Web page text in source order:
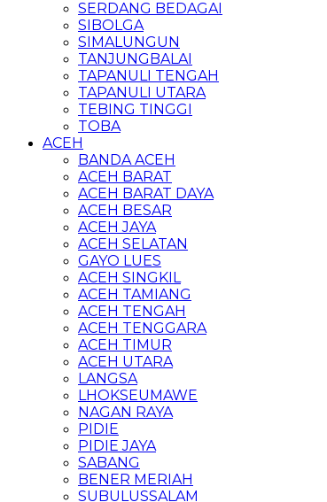
SERDANG BEDAGAI
SIBOLGA
SIMALUNGUN
TANJUNGBALAI
TAPANULI TENGAH
TAPANULI UTARA
TEBING TINGGI
TOBA
ACEH
BANDA ACEH
ACEH BARAT
ACEH BARAT DAYA
ACEH BESAR
ACEH JAYA
ACEH SELATAN
GAYO LUES
ACEH SINGKIL
ACEH TAMIANG
ACEH TENGAH
ACEH TENGGARA
ACEH TIMUR
ACEH UTARA
LANGSA
LHOKSEUMAWE
NAGAN RAYA
PIDIE
PIDIE JAYA
SABANG
BENER MERIAH
SUBULUSSALAM